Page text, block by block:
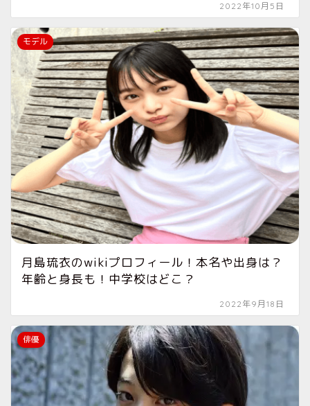
2022年10月5日
モデル
月島琉衣のwikiプロフィール！本名や出身は？
年齢と身長も！中学校はどこ？
2022年9月18日
俳優